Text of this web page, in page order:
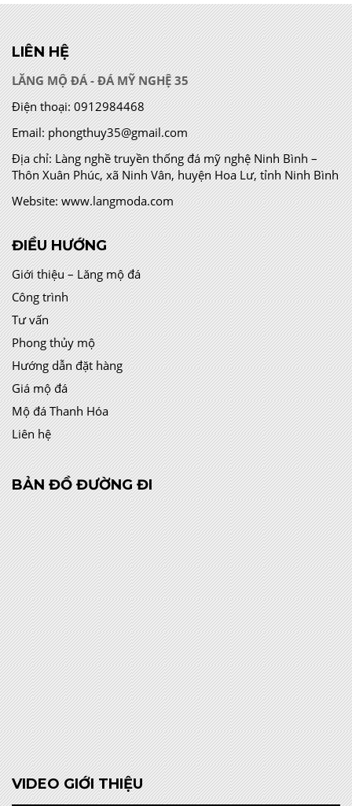
LIÊN HỆ
LĂNG MỘ ĐÁ - ĐÁ MỸ NGHỆ 35
Điện thoại: 0912984468
Email: phongthuy35@gmail.com
Địa chỉ:Làng nghề truyền thống đá mỹ nghệ Ninh Bình –
Thôn Xuân Phúc, xã Ninh Vân, huyện Hoa Lư, tỉnh Ninh Bình
Website: www.langmoda.com
ĐIỀU HƯỚNG
Giới thiệu – Lăng mộ đá
Công trình
Tư vấn
Phong thủy mộ
Hướng dẫn đặt hàng
Giá mộ đá
Mộ đá Thanh Hóa
Liên hệ
BẢN ĐỒ ĐƯỜNG ĐI
VIDEO GIỚI THIỆU